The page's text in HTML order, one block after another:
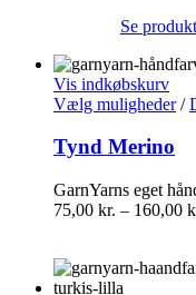
Se
Vis indkøbskurv
Vælg muligheder/
Tynd Merino
GarnYarns eget
75,00 kr. – 160,00